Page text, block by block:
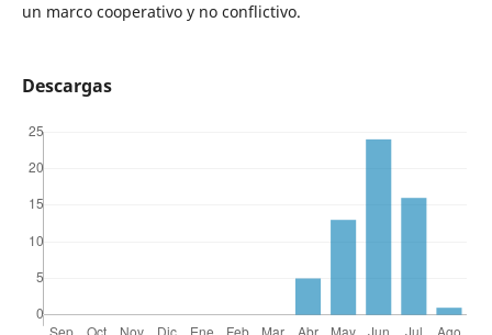
un marco cooperativo y no conflictivo.
Descargas